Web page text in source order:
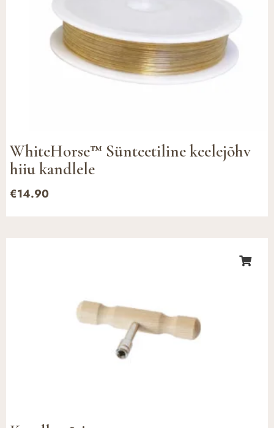
WhiteHorse™ Sünteetiline keelejõhv
hiiu kandlele
€14.90